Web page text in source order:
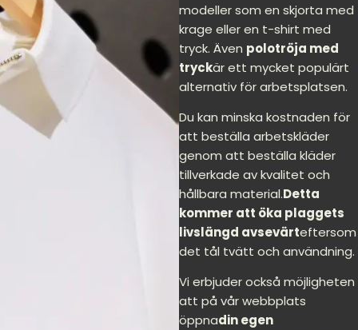
modeller som en skjorta med
krage eller en t-shirt med
tryck. Även polotröja med
tryckär ett mycket populärt
alternativ för arbetsplatsen.
Du kan minska kostnaden för
att beställa arbetskläder
genom att beställa kläder
tillverkade av kvalitet och
hållbara material.Detta
kommer att öka plaggets
livslängd avsevärteftersom
det tål tvätt och användning.
Vi erbjuder också möjligheten
att på vår webbplats
öppnadin egen